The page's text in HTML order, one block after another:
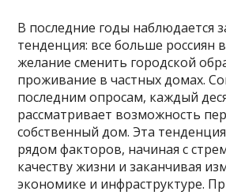
В последние годы наблюдается
тенденция: все больше россиян
желание сменить городской
проживание в частных домах.
последним опросам, каждый
рассматривает возможность
собственный дом. Эта
рядом факторов, начиная с
качеству жизни и заканчивая
экономике и инфраструктуре.